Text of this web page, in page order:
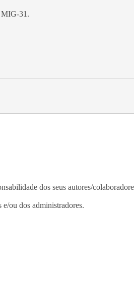
MIG-31.
dos seus autores/
e/ou dos administradores.